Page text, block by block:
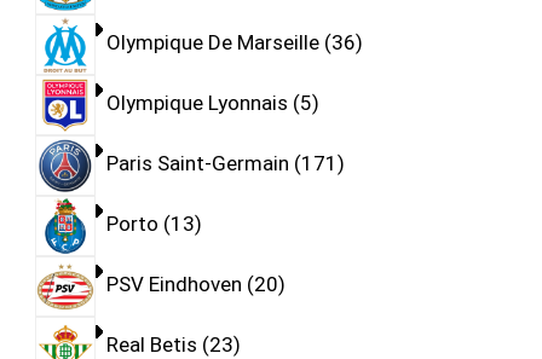
Olympique De Marseille 36
Olympique Lyonnais 5
Paris Saint-Germain 171
Porto 13
PSV Eindhoven 20
Real Betis 23